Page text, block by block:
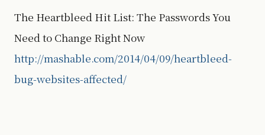
The Heartbleed Hit List: The Passwords You
Need to Change Right Now
http://mashable.com/2014/04/09/heartbleed-
bug-websites-affected/